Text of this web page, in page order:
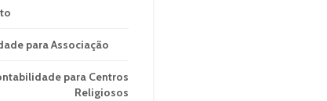
para Associação
para Centros
Religiosos